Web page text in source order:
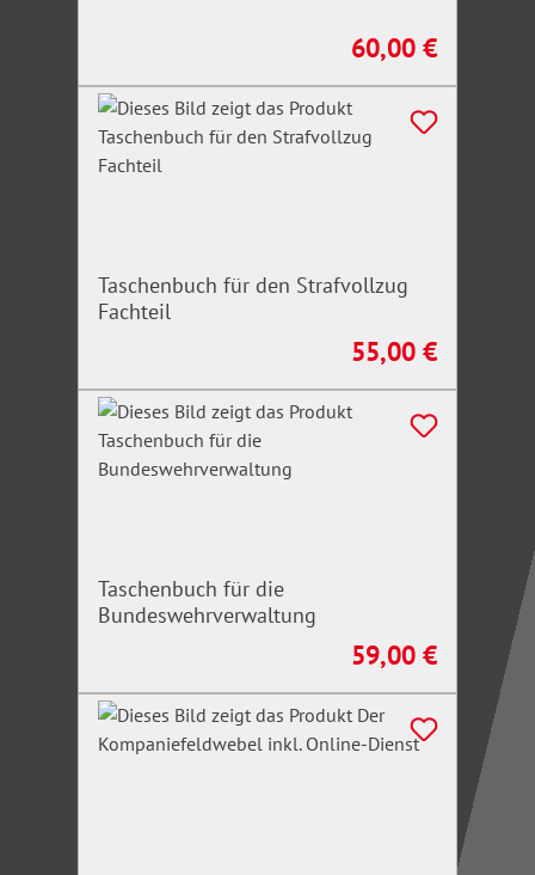
Regulärer Preis:
60,00 €
Taschenbuch für den Strafvollzug
Fachteil
Regulärer Preis:
55,00 €
Taschenbuch für die
Bundeswehrverwaltung
Regulärer Preis:
59,00 €